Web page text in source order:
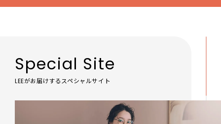
Special Site
LEEがお届けするスペシャルサイト